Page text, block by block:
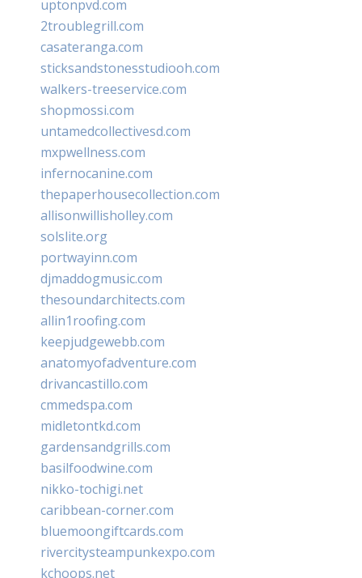
uptonpvd.com
2troublegrill.com
casateranga.com
sticksandstonesstudiooh.com
walkers-treeservice.com
shopmossi.com
untamedcollectivesd.com
mxpwellness.com
infernocanine.com
thepaperhousecollection.com
allisonwillisholley.com
solslite.org
portwayinn.com
djmaddogmusic.com
thesoundarchitects.com
allin1roofing.com
keepjudgewebb.com
anatomyofadventure.com
drivancastillo.com
cmmedspa.com
midletontkd.com
gardensandgrills.com
basilfoodwine.com
nikko-tochigi.net
caribbean-corner.com
bluemoongiftcards.com
rivercitysteampunkexpo.com
kchoops.net